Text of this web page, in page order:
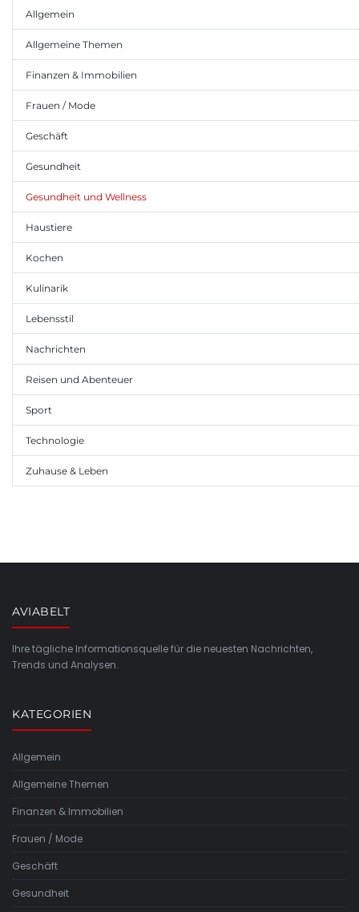
Allgemein
Allgemeine Themen
Finanzen & Immobilien
Frauen / Mode
Geschäft
Gesundheit
Gesundheit und Wellness
Haustiere
Kochen
Kulinarik
Lebensstil
Nachrichten
Reisen und Abenteuer
Sport
Technologie
Zuhause & Leben
AVIABELT
Ihre tägliche Informationsquelle für die neuesten Nachrichten,
Trends und Analysen.
KATEGORIEN
Allgemein
Allgemeine Themen
Finanzen & Immobilien
Frauen / Mode
Geschäft
Gesundheit